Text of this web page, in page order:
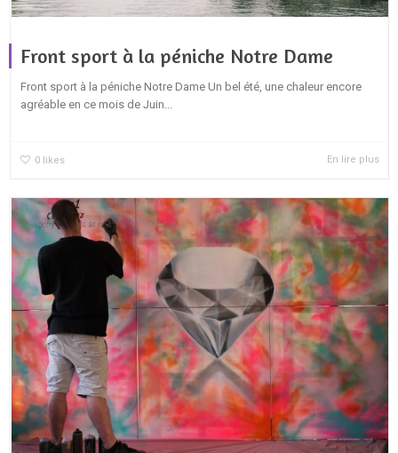
Front sport à la péniche Notre Dame
Front sport à la péniche Notre Dame Un bel été, une chaleur encore
agréable en ce mois de Juin...
0 likes En lire plus